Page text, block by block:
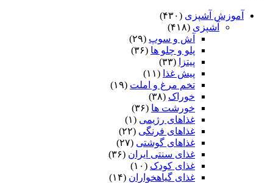
آموزش آشپزی (۴۳۰)
آشپزی (۴۱۸)
آش و سوپ (۲۹)
پلو و چلو ها (۳۶)
پیتزا
(۳۳)
پیش غذا (۱۱)
تخم مرغ و املت (۱۹)
خوراک (۳۸)
خورشت ها (۳۶)
غذاهای رژیمی (۱)
غذاهای فرنگی (۲۲)
غذاهای گوشتی (۲۷)
غذای سنتی ایران (۳۶)
غذای کودک (۱۰)
غذای گیاهخواران (۱۴)